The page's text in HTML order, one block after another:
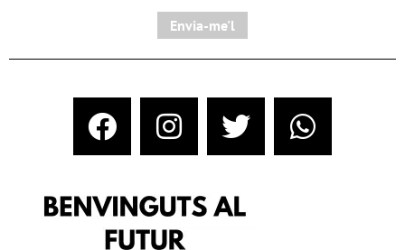
Envia-me'l